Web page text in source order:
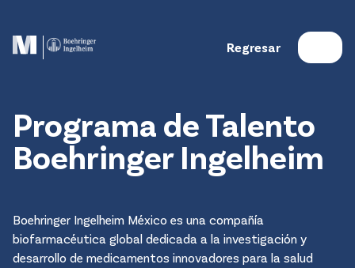
Regresar
Programa de Talento
Boehringer Ingelheim
Boehringer Ingelheim México es una compañía
biofarmacéutica global dedicada a la investigación y
desarrollo de medicamentos innovadores para la salud